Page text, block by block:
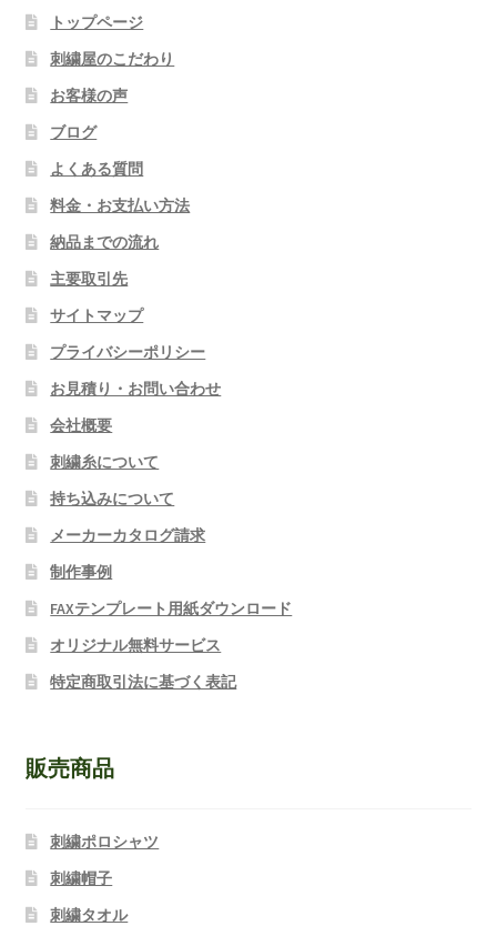
トップページ
刺繍屋のこだわり
お客様の声
ブログ
よくある質問
料金・お支払い方法
納品までの流れ
主要取引先
サイトマップ
プライバシーポリシー
お見積り・お問い合わせ
会社概要
刺繍糸について
持ち込みについて
メーカーカタログ請求
制作事例
FAXテンプレート用紙ダウンロード
オリジナル無料サービス
特定商取引法に基づく表記
販売商品
刺繍ポロシャツ
刺繍帽子
刺繍タオル